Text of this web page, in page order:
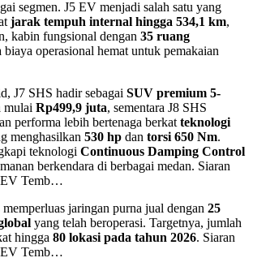
segmen. J5 EV menjadi salah satu yang
jarak tempuh internal hingga 534,1 km,
kabin fungsional dengan 35 ruang
biaya operasional hemat untuk pemakaian
J7 SHS hadir sebagai SUV premium 5-
mulai Rp499,9 juta, sementara J8 SHS
performa lebih bertenaga berkat teknologi
menghasilkan 530 hp dan torsi 650 Nm.
teknologi Continuous Damping Control
berkendara di berbagai medan. Siaran
EV Temb…
jaringan purna jual dengan 25
yang telah beroperasi. Targetnya, jumlah
hingga 80 lokasi pada tahun 2026. Siaran
EV Temb…